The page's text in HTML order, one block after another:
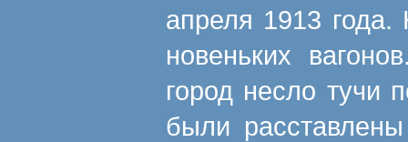
апреля 1913
новеньких
город несло тучи
были